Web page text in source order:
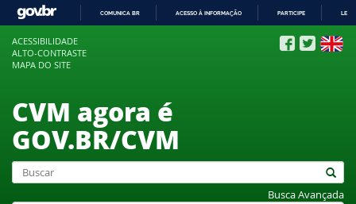
COMUNICA BR ACESSO À INFORMAÇÃO PARTICIPE
ACESSIBILIDADE
ALTO-CONTRASTE
MAPA DO SITE
CVM agora é
GOV.BR/CVM
Busca Avançada